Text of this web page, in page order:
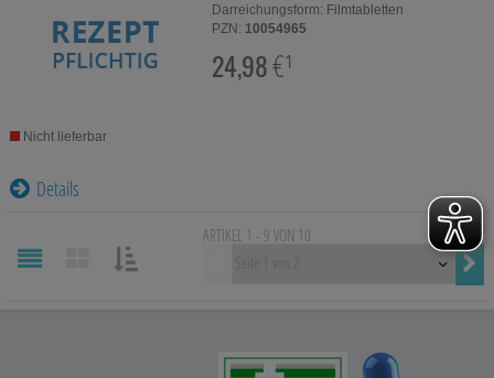
Darreichungsform: Filmtabletten
PZN: 10054965
24,98€¹
Nicht lieferbar
Details
ARTIKEL 1 - 9 VON 10